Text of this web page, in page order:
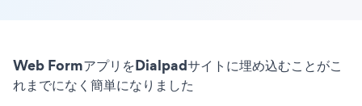
Web FormアプリをDialpadサイトに埋め込むことがこ
れまでになく簡単になりました